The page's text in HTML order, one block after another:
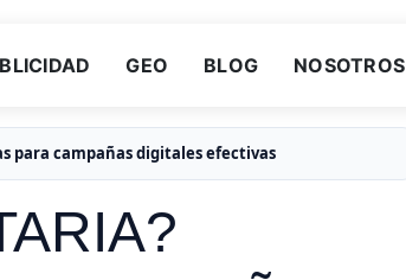
GEO BLOG NOSOTROS
para campañas digitales efectivas